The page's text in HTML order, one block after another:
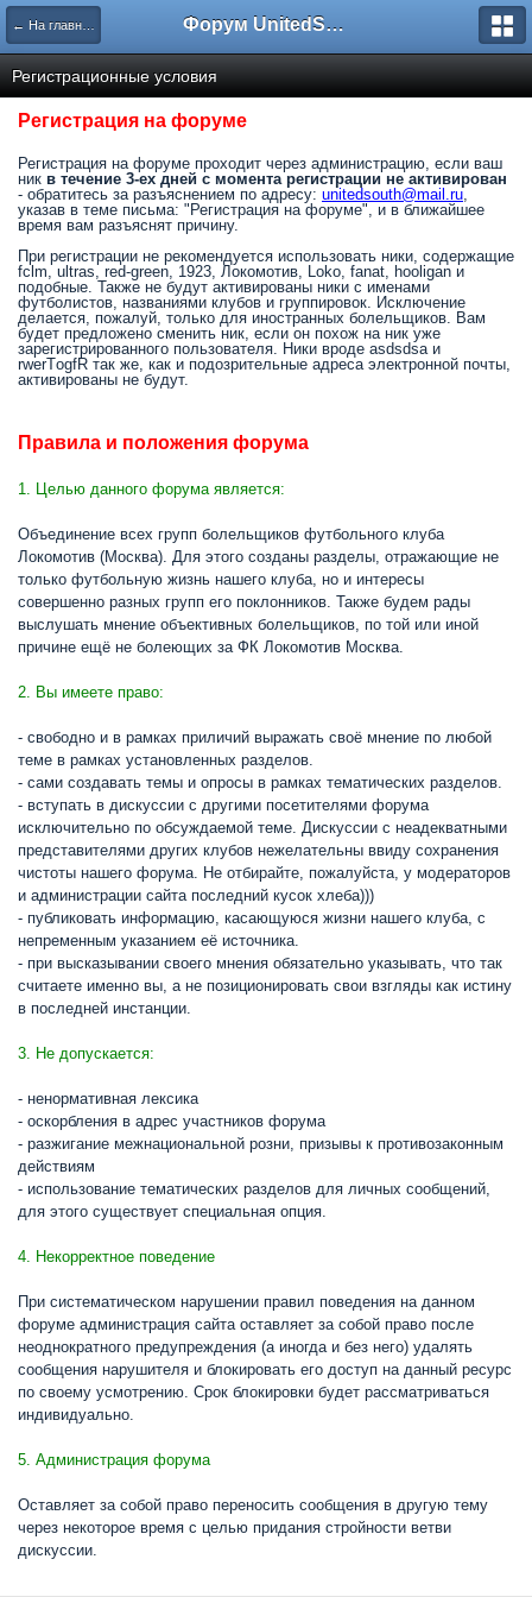
← На главную Форум UnitedSouth
Регистрационные условия
Регистрация на форуме
Регистрация на форуме проходит через администрацию, если ваш
ник в течение 3-ех дней с момента регистрации не активирован
- обратитесь за разъяснением по адресу: unitedsouth@mail.ru,
указав в теме письма: "Регистрация на форуме", и в ближайшее
время вам разъяснят причину.
При регистрации не рекомендуется использовать ники, содержащие
fclm, ultras, red-green, 1923, Локомотив, Loko, fanat, hooligan и
подобные. Также не будут активированы ники с именами
футболистов, названиями клубов и группировок. Исключение
делается, пожалуй, только для иностранных болельщиков. Вам
будет предложено сменить ник, если он похож на ник уже
зарегистрированного пользователя. Ники вроде asdsdsa и
rwerTоgfR так же, как и подозрительные адреса электронной почты,
активированы не будут.
Правила и положения форума
1. Целью данного форума является:
Объединение всех групп болельщиков футбольного клуба
Локомотив (Москва). Для этого созданы разделы, отражающие не
только футбольную жизнь нашего клуба, но и интересы
совершенно разных групп его поклонников. Также будем рады
выслушать мнение объективных болельщиков, по той или иной
причине ещё не болеющих за ФК Локомотив Москва.
2. Вы имеете право:
- свободно и в рамках приличий выражать своё мнение по любой
теме в рамках установленных разделов.
- сами создавать темы и опросы в рамках тематических разделов.
- вступать в дискуссии с другими посетителями форума
исключительно по обсуждаемой теме. Дискуссии с неадекватными
представителями других клубов нежелательны ввиду сохранения
чистоты нашего форума. Не отбирайте, пожалуйста, у модераторов
и администрации сайта последний кусок хлеба)))
- публиковать информацию, касающуюся жизни нашего клуба, с
непременным указанием её источника.
- при высказывании своего мнения обязательно указывать, что так
считаете именно вы, а не позиционировать свои взгляды как истину
в последней инстанции.
3. Не допускается:
- ненормативная лексика
- оскорбления в адрес участников форума
- разжигание межнациональной розни, призывы к противозаконным
действиям
- использование тематических разделов для личных сообщений,
для этого существует специальная опция.
4. Некорректное поведение
При систематическом нарушении правил поведения на данном
форуме администрация сайта оставляет за собой право после
неоднократного предупреждения (а иногда и без него) удалять
сообщения нарушителя и блокировать его доступ на данный ресурс
по своему усмотрению. Срок блокировки будет рассматриваться
индивидуально.
5. Администрация форума
Оставляет за собой право переносить сообщения в другую тему
через некоторое время с целью придания стройности ветви
дискуссии.